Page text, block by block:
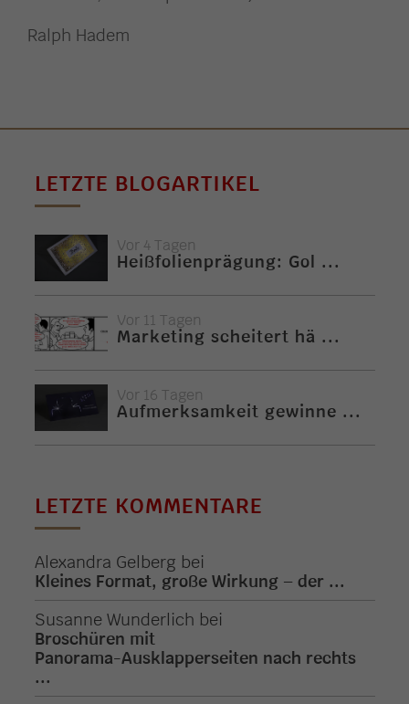
Ralph Hadem
LETZTE BLOGARTIKEL
Vor 4 Tagen
Heißfolienprägung: Gol ...
Vor 11 Tagen
Marketing scheitert hä ...
Vor 16 Tagen
Aufmerksamkeit gewinne ...
LETZTE KOMMENTARE
Alexandra Gelberg bei
Kleines Format, große Wirkung – der ...
Susanne Wunderlich bei
Broschüren mit
Panorama-Ausklapperseiten nach rechts
...